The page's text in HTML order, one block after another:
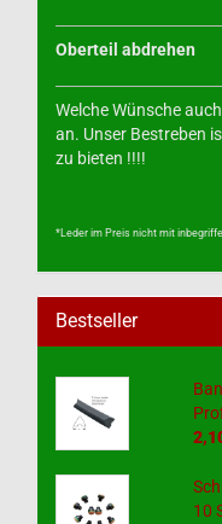
Oberteil abdrehen
Welche Wünsche
an. Unser Bestreben
zu bieten !!!!
*Leder im Preis nicht mit
Bestseller
10